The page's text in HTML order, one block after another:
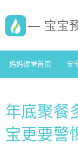
— 宝宝
妈妈课堂首页 宝
年底聚餐
宝更要警